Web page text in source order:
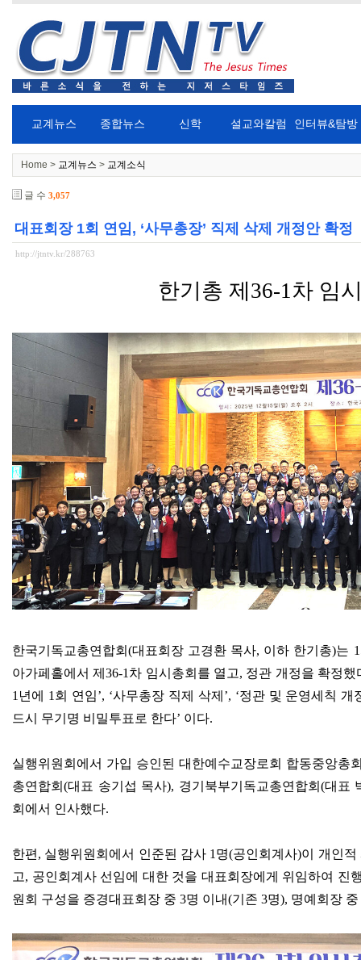
교계뉴스 종합뉴스 신학 설교와칼럼 인터뷰&탐방
Home > 교계뉴스 > 교계소식
글 수 3,057
대표회장 1회 연임, ‘사무총장’ 직제 삭제 개정안 확정
http://jtntv.kr/288763
한기총 제 36-1차 임
한국기독교총연합회 (대표회장 고경환 목사, 이하 한기총)는
아가페홀에서 제36-1 차 임시총회를 열고, 정관 개정을 확정했
1 년에 1 회 연임’, ‘사무총장 직제 삭제 ’, ‘정관 및 운영세칙 개
드시 무기명 비밀투표로 한다’ 이다.
실행위원회에서 가입 승인된 대한예수교장로회 합동중앙총
총연합회 (대표 송기섭 목사), 경기북부기독교총연합회 (대표
회에서 인사했다.
한편 , 실행위원회에서 인준된 감사 1 명(공인회계사)이 개인적
고, 공인회계사 선임에 대한 것을 대표회장에게 위임하여 진
원회 구성을 증경대표회장 중 3명 이내(기존 3명), 명예회장 중